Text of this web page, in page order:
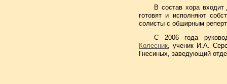
В состав хора
готовят и исполняют
солисты с обширным
С 2006 года
Колесник, ученик И.А.
Гнесиных, заведующий